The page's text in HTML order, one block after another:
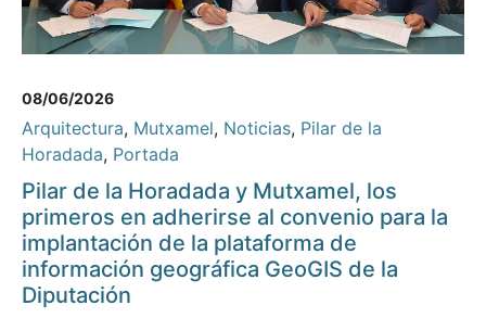
08/06/2026
Arquitectura, Mutxamel, Noticias, Pilar de la
Horadada, Portada
Pilar de la Horadada y Mutxamel, los
primeros en adherirse al convenio para la
implantación de la plataforma de
información geográfica GeoGIS de la
Diputación